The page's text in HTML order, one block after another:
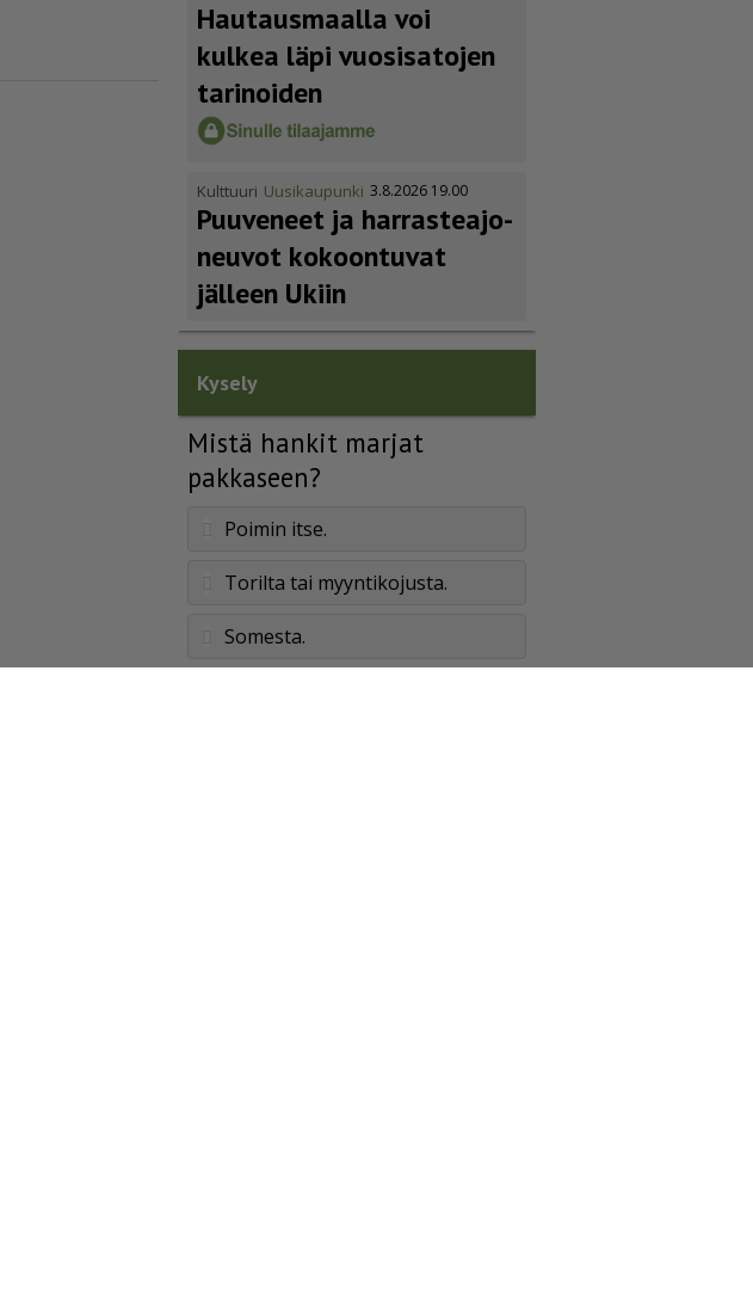
Hautausmaalla voi
kulkea läpi vuosisatojen
tarinoiden
Kulttuuri Uusikaupunki 3.8.2026 19.00
Puuveneet ja harras­te­a­jo­
neuvot kokoontuvat
jälleen Ukiin
Kysely
Mistä hankit marjat
pakkaseen?
Poimin itse.
Torilta tai myyntikojusta.
Somesta.